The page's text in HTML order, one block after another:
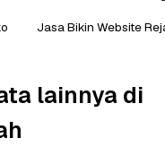
Jasa Bikin Website
lainnya di